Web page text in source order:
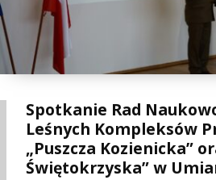
Spotkanie Rad
Leśnych Kompleksów
„Puszcza Kozienicka”
Świętokrzyska” w